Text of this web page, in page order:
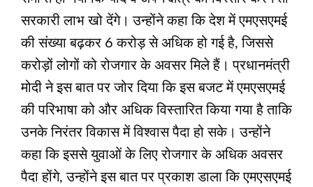
सरकारी लाभ खो देंगे। उन्होंने कहा कि देश में एमएसएमई
की संख्या बढ़कर 6 करोड़ से अधिक हो गई है, जिससे
करोड़ों लोगों को रोजगार के अवसर मिले हैं। प्रधानमंत्री
मोदी ने इस बात पर जोर दिया कि इस बजट में एमएसएमई
की परिभाषा को और अधिक विस्तारित किया गया है ताकि
उनके निरंतर विकास में विश्वास पैदा हो सके। उन्होंने
कहा कि इससे युवाओं के लिए रोजगार के अधिक अवसर
पैदा होंगे, उन्होंने इस बात पर प्रकाश डाला कि एमएसएमई